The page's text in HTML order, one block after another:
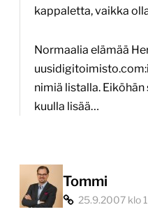
kappaletta, vaikka
Normaalia elämää
nimiä listalla.
kuulla lisää…
Tommi
25.9.2007 klo